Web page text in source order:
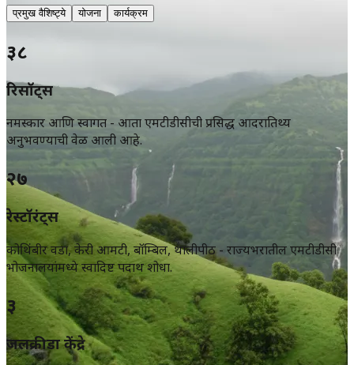
प्रमुख वैशिष्ट्ये योजना कार्यक्रम
३८
रिसॉर्ट्स
नमस्कार आणि स्वागत - आता एमटीडीसीची प्रसिद्ध आदरातिथ्य
अनुभवण्याची वेळ आली आहे.
२७
रेस्टॉरंट्स
कोथिंबीर वडा, केरी आमटी, बॉम्बिल, थालीपीठ - राज्यभरातील एमटीडीसी
भोजनालयांमध्ये स्वादिष्ट पदार्थ शोधा.
३
जलक्रीडा केंद्रे